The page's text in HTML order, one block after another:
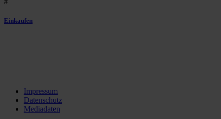
Einkaufen
Impressum
Datenschutz
Mediadaten